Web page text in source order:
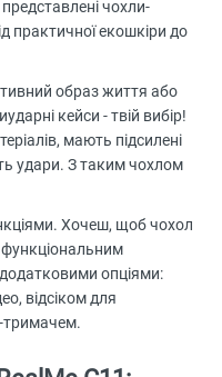
чохли-
практичної екошкіри до
образ життя або
кейси - твій вибір!
мають підсилені
удари. З таким чохлом
Хочеш, щоб чохол
функціональним
опціями:
відсіком для
тримачем.